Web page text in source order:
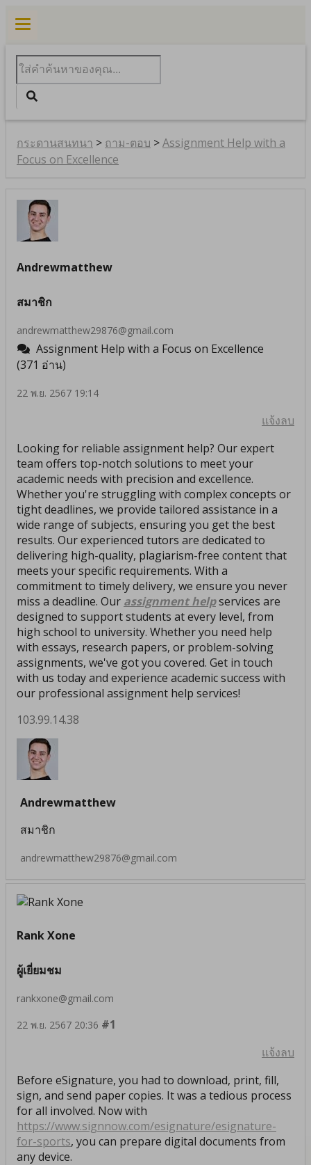
0
กระดานสนทนา > ถาม-ตอบ >Assignment Help with a
Focus on Excellence
Andrewmatthew
สมาชิก
andrewmatthew29876@gmail.com
Assignment Help with a Focus on Excellence
(371 อ่าน)
22 พ.ย. 2567 19:14
แจ้งลบ
Looking for reliable assignment help? Our expert
team offers top-notch solutions to meet your
academic needs with precision and excellence.
Whether you're struggling with complex concepts or
tight deadlines, we provide tailored assistance in a
wide range of subjects, ensuring you get the best
results. Our experienced tutors are dedicated to
delivering high-quality, plagiarism-free content that
meets your specific requirements. With a
commitment to timely delivery, we ensure you never
miss a deadline. Our assignment helpservices are
designed to support students at every level, from
high school to university. Whether you need help
with essays, research papers, or problem-solving
assignments, we've got you covered. Get in touch
with us today and experience academic success with
our professional assignment help services!
103.99.14.38
Andrewmatthew
สมาชิก
andrewmatthew29876@gmail.com
Rank Xone
ผู้เยี่ยมชม
rankxone@gmail.com
22 พ.ย. 2567 20:36 #1
แจ้งลบ
Before eSignature, you had to download, print, fill,
sign, and send paper copies. It was a tedious process
for all involved. Now with
https://www.signnow.com/esignature/esignature-
for-sports, you can prepare digital documents from
any device.